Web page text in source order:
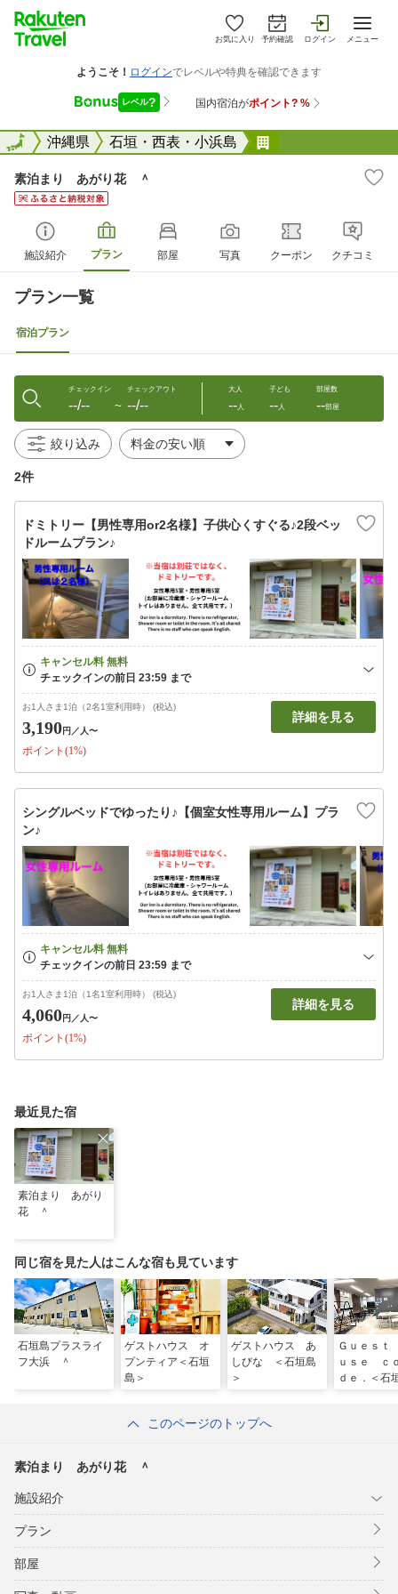
お気に入り 予約確認 ログイン メニュー
全国沖縄県 石垣・西表・小浜島
全国
素泊まり あがり花 ＾
施設紹介 プラン 部屋 写真 クーポン クチコミ
プラン一覧
宿泊プラン
チェックイン
--/-- 〜
チェックアウト
--/--
大人
--人
子ども
--人
部屋数
--部屋
絞り込み
2件
ドミトリー【男性専用or2名様】子供心くすぐる♪2段ベッ
ドルームプラン♪
お1人さま1泊（2名1室利用時） (税込)
3,190円 ／人〜
ポイント(1%)
詳細を見る
シングルベッドでゆったり♪【個室女性専用ルーム】プラ
ン♪
お1人さま1泊（1名1室利用時） (税込)
4,060円 ／人〜
ポイント(1%)
詳細を見る
最近見た宿
素泊まり あがり
花 ＾
同じ宿を見た人はこんな宿も見ています
石垣島プラスライ
フ大浜 ＾
ゲストハウス オ
プンティア＜石垣
島＞
ゲストハウス あ
しびな ＜石垣島
＞
Ｇｕｅｓ
ｕｓｅ ｃ
ｄｅ．＜石
このページのトップへ
素泊まり あがり花 ＾
施設紹介
プラン
部屋